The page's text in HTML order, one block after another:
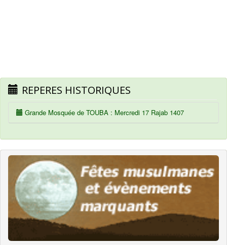
REPERES HISTORIQUES
Grande Mosquée de TOUBA : Mercredi 17 Rajab 1407